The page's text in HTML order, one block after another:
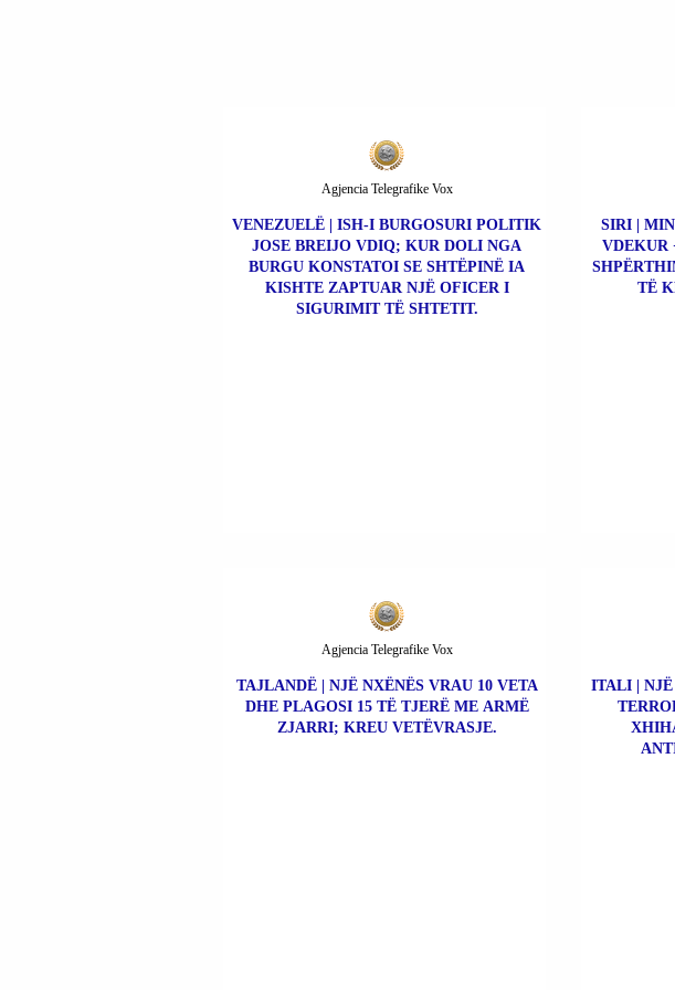
VENEZUELË | ISH-I BURGOSURI POLITIK
JOSE BREIJO VDIQ; KUR DOLI NGA
BURGU KONSTATOI SE SHTËPINË IA
KISHTE ZAPTUAR NJË OFICER I
SIGURIMIT TË SHTETIT.
Agjencia Telegrafike Vox
SIRI |
VDEKUR
TË
TAJLANDË | NJË NXËNËS VRAU 10 VETA
DHE PLAGOSI 15 TË TJERË ME ARMË
ZJARRI; KREU VETËVRASJE.
Agjencia Telegrafike Vox
ITALI | NJË